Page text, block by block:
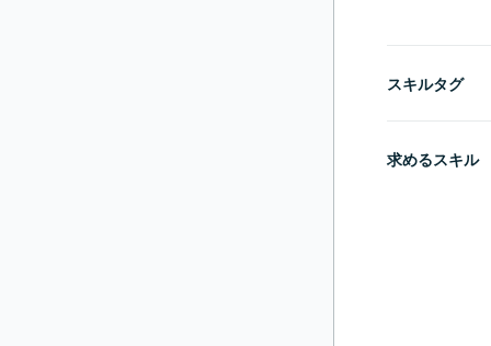
スキルタグ
求めるスキル